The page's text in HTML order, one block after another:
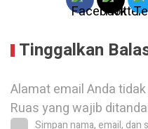
Tinggalkan
Alamat email Anda
Ruas yang wajib
Simpan nama, email, dan